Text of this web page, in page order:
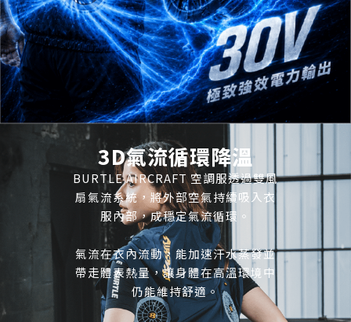
3D氣流循環降溫
BURTLE AIRCRAFT 空調服透過雙風
扇氣流系統，將外部空氣持續吸入衣
服內部，成穩定氣流循環。
氣流在衣內流動，能加速汗水蒸發並
帶走體表熱量，讓身體在高溫環境中
仍能維持舒適。